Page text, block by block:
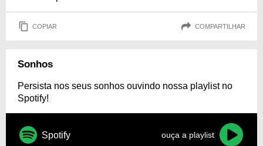
COPIAR COMPARTILHAR
Sonhos
Persista nos seus sonhos ouvindo nossa playlist no
Spotify!
Spotify ouça a playlist